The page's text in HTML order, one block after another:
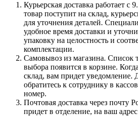
Курьерская доставка работает с
товар поступит на склад,
для уточнения деталей.
удобное время доставки и
упаковку на целостность и
комплектации.
Самовывоз из магазина. Список
выбора появится в корзине.
склад, вам придет уведомление.
обратитесь к сотруднику в
номер.
Почтовая доставка через почту
придет в отделение, на ваш